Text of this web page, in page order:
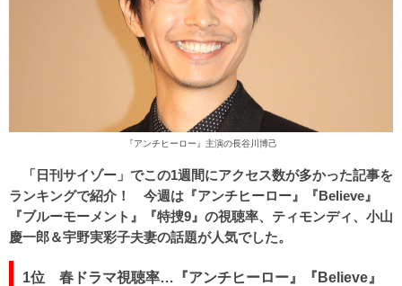
『アンチヒーロー』主演の長谷川博己
「日刊サイゾー」でこの1週間にアクセス数が多かった記事を
ランキングで紹介！ 今週は『アンチヒーロー』『Believe』
『ブルーモーメント』『特捜9』の視聴率、ティモンディ、小山
慶一郎＆宇野実彩子夫妻の話題が人気でした。
1位 春ドラマ視聴率…『アンチヒーロー』『Believe』